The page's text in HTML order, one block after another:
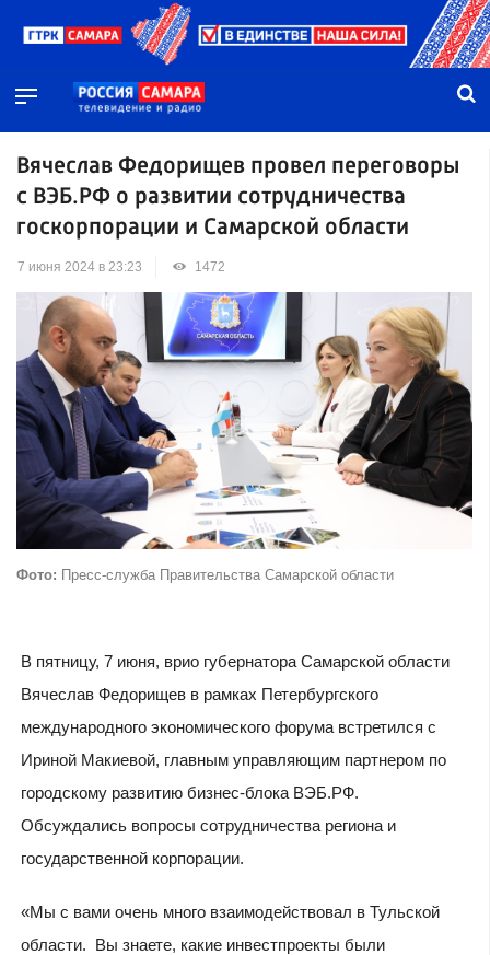
Вячеслав Федорищев провел переговоры
с ВЭБ.РФ о развитии сотрудничества
госкорпорации и Самарской области
7 июня 2024 в 23:23 1472
Фото: Пресс-служба Правительства Самарской области
В пятницу, 7 июня, врио губернатора Самарской области
Вячеслав Федорищев в рамках Петербургского
международного экономического форума встретился с
Ириной Макиевой, главным управляющим партнером по
городскому развитию бизнес-блока ВЭБ.РФ.
Обсуждались вопросы сотрудничества региона и
государственной корпорации.
«Мы с вами очень много взаимодействовал в Тульской
области. Вы знаете, какие инвестпроекты были